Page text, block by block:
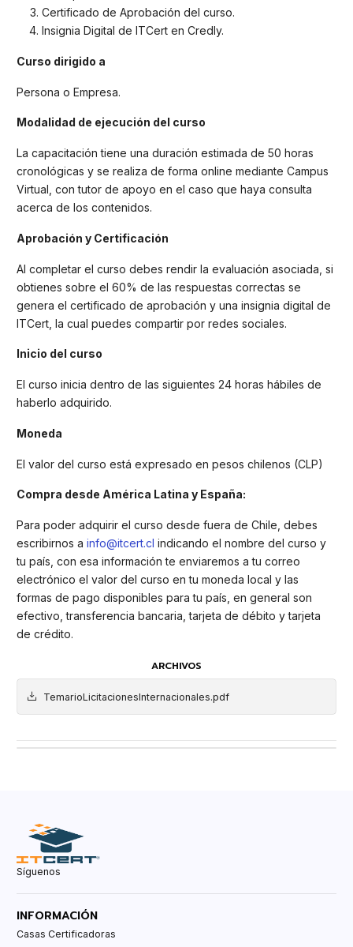
Certificado de Aprobación del curso.
Insignia Digital de ITCert en Credly.
Curso dirigido a
Persona o Empresa.
Modalidad de ejecución del curso
La capacitación tiene una duración estimada de 50 horas
cronológicas y se realiza de forma online mediante Campus
Virtual, con tutor de apoyo en el caso que haya consulta
acerca de los contenidos.
Aprobación y Certificación
Al completar el curso debes rendir la evaluación asociada, si
obtienes sobre el 60% de las respuestas correctas se
genera el certificado de aprobación y una insignia digital de
ITCert, la cual puedes compartir por redes sociales.
Inicio del curso
El curso inicia dentro de las siguientes 24 horas hábiles de
haberlo adquirido.
Moneda
El valor del curso está expresado en pesos chilenos (CLP)
Compra desde América Latina y España:
Para poder adquirir el curso desde fuera de Chile, debes
escribirnos a info@itcert.cl indicando el nombre del curso y
tu país, con esa información te enviaremos a tu correo
electrónico el valor del curso en tu moneda local y las
formas de pago disponibles para tu país, en general son
efectivo, transferencia bancaria, tarjeta de débito y tarjeta
de crédito.
ARCHIVOS
TemarioLicitacionesInternacionales.pdf
Síguenos
INFORMACIÓN
Casas Certificadoras